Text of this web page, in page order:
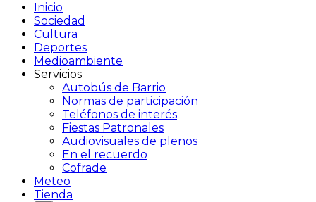
Inicio
Sociedad
Cultura
Deportes
Medioambiente
Servicios
Autobús de Barrio
Normas de participación
Teléfonos de interés
Fiestas Patronales
Audiovisuales de plenos
En el recuerdo
Cofrade
Meteo
Tienda